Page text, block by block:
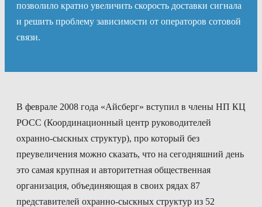
позволило кратно увеличить скорость доставки сигнала
и решить проблему зависимости от операторов сотовой
связи.
В феврале 2008 года «Айсберг» вступил в члены НП КЦ
РОСС (Координационный центр руководителей
охранно-сыскных структур), про который без
преувеличения можно сказать, что на сегодняшний день
это самая крупная и авторитетная общественная
организация, объединяющая в своих рядах 87
представителей охранно-сыскных структур из 52